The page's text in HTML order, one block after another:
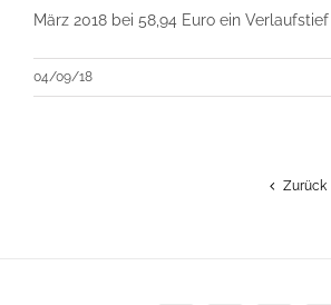
März 2018 bei 58,94 Euro ein Verlaufstief
04/09/18
Zurück